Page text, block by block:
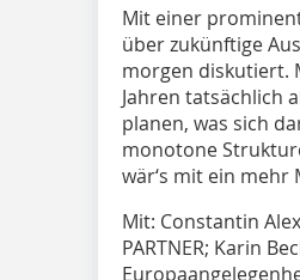
Mit einer
über zukünftige
morgen diskutiert.
Jahren tatsächlich
planen, was sich
monotone
wär‘s mit ein mehr
Mit: Constantin
PARTNER; Karin